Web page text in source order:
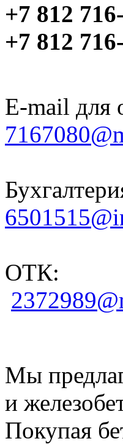
+7 812
+7 812
E-mail для
ОТК:
Мы
и
Покупая